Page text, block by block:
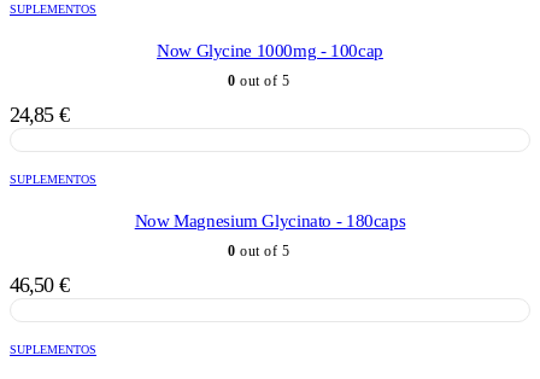
SUPLEMENTOS
Now Glycine 1000mg - 100cap
0 out of 5
24,85 €
SUPLEMENTOS
Now Magnesium Glycinato - 180caps
0 out of 5
46,50 €
SUPLEMENTOS